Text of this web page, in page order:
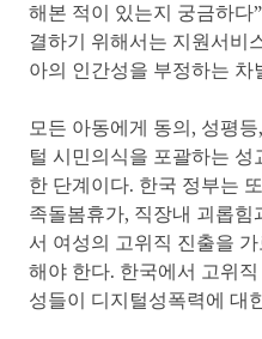
해본 적이 있는지 궁금하다
결하기 위해서는 지원서비
아의 인간성을 부정하는
모든 아동에게 동의, 성평
털 시민의식을 포괄하는
한 단계이다. 한국 정부는
족돌봄휴가, 직장내 괴롭힘
서 여성의 고위직 진출을
해야 한다. 한국에서 고위
성들이 디지털성폭력에 대